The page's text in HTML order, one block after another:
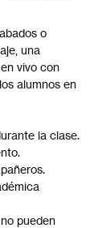
o
una
vivo con
alumnos en
la clase.
pueden